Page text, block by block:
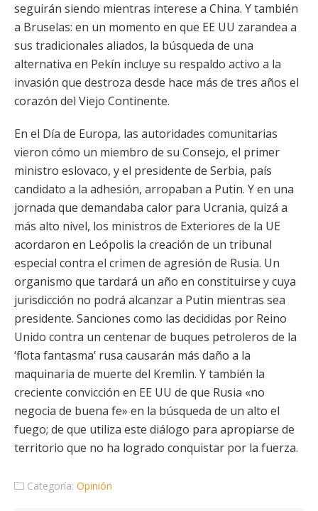
seguirán siendo mientras interese a China. Y también
a Bruselas: en un momento en que EE UU zarandea a
sus tradicionales aliados, la búsqueda de una
alternativa en Pekín incluye su respaldo activo a la
invasión que destroza desde hace más de tres años el
corazón del Viejo Continente.
En el Día de Europa, las autoridades comunitarias
vieron cómo un miembro de su Consejo, el primer
ministro eslovaco, y el presidente de Serbia, país
candidato a la adhesión, arropaban a Putin. Y en una
jornada que demandaba calor para Ucrania, quizá a
más alto nivel, los ministros de Exteriores de la UE
acordaron en Leópolis la creación de un tribunal
especial contra el crimen de agresión de Rusia. Un
organismo que tardará un año en constituirse y cuya
jurisdicción no podrá alcanzar a Putin mientras sea
presidente. Sanciones como las decididas por Reino
Unido contra un centenar de buques petroleros de la
‘flota fantasma’ rusa causarán más daño a la
maquinaria de muerte del Kremlin. Y también la
creciente convicción en EE UU de que Rusia «no
negocia de buena fe» en la búsqueda de un alto el
fuego; de que utiliza este diálogo para apropiarse de
territorio que no ha logrado conquistar por la fuerza.
Categoría: Opinión